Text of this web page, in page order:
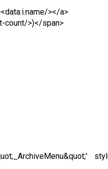
></a>
>)</span>